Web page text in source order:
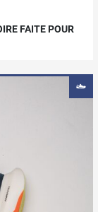
FAITE POUR